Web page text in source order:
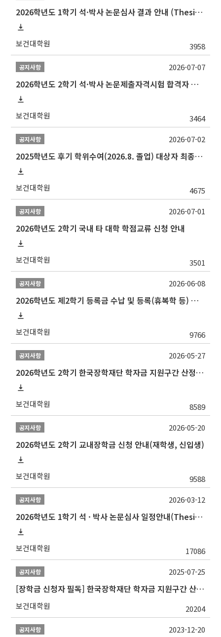
2026학년도 1학기 석·박사 논문심사 결과 안내 (Thesis Defense Result)
보건대학원 3958
공지사항
2026학년도 2학기 석·박사 논문제출자격시험 합격자 공고(TSQ Exam Result)
보건대학원 3464
2026-07-07
공지사항
2025학년도 후기 학위수여(2026.8. 졸업) 대상자 최종인준 논문 제출 안내
보건대학원 4675
2026-07-02
공지사항
2026학년도 2학기 국내 타 대학 학점교류 신청 안내
보건대학원 3501
2026-07-01
공지사항
2026학년도 제2학기 등록금 수납 및 등록(휴복학 등) 일정 안내
보건대학원 9766
2026-06-08
공지사항
2026학년도 2학기 한국장학재단 학자금 지원구간 산정 신청 안내
보건대학원 8589
2026-05-27
공지사항
2026학년도 2학기 교내장학금 신청 안내(재학생, 신입생)
보건대학원 9588
2026-05-20
공지사항
2026학년도 1학기 석 · 박사 논문심사 일정안내(Thesis Defense Schedules)
보건대학원 17086
2026-03-12
공지사항
[장학금 신청자 필독] 한국장학재단 학자금 지원구간 산정 권고
보건대학원 20204
2025-07-25
공지사항 2023-12-20